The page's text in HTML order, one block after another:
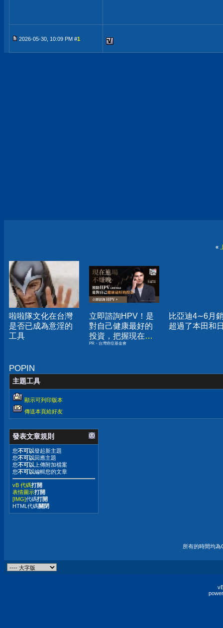
2026-05-30, 10:09 PM #1
«
啦啦隊文化在台灣
是否已成為意淫的
工具
立即諮詢HPV！是
對自己健康最好的
投資，把握現在不
嫌晚！
PR・台灣癌症基金會
比亞迪4∼6月
超過了本田和
POPIN
主題工具
顯示可列印版本
傳送本頁給好友
發表文章規則
您不可以發起新主題
您不可以回應主題
您不可以 上傳附加檔案
您不可以編輯您的文章
vB 代碼打開
表情圖示打開
[IMG]代碼打開
HTML代碼關閉
所有的時間均為